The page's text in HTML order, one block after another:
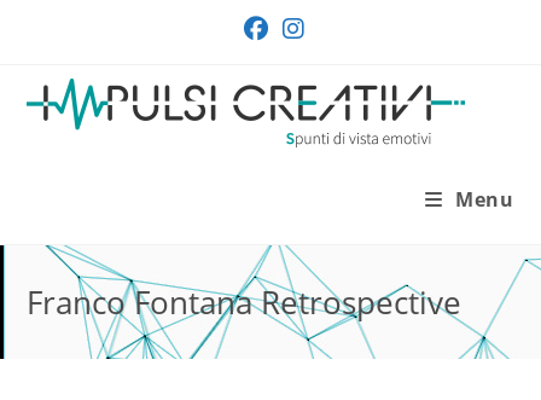
contenuto
Menu
Franco Fontana Retrospective